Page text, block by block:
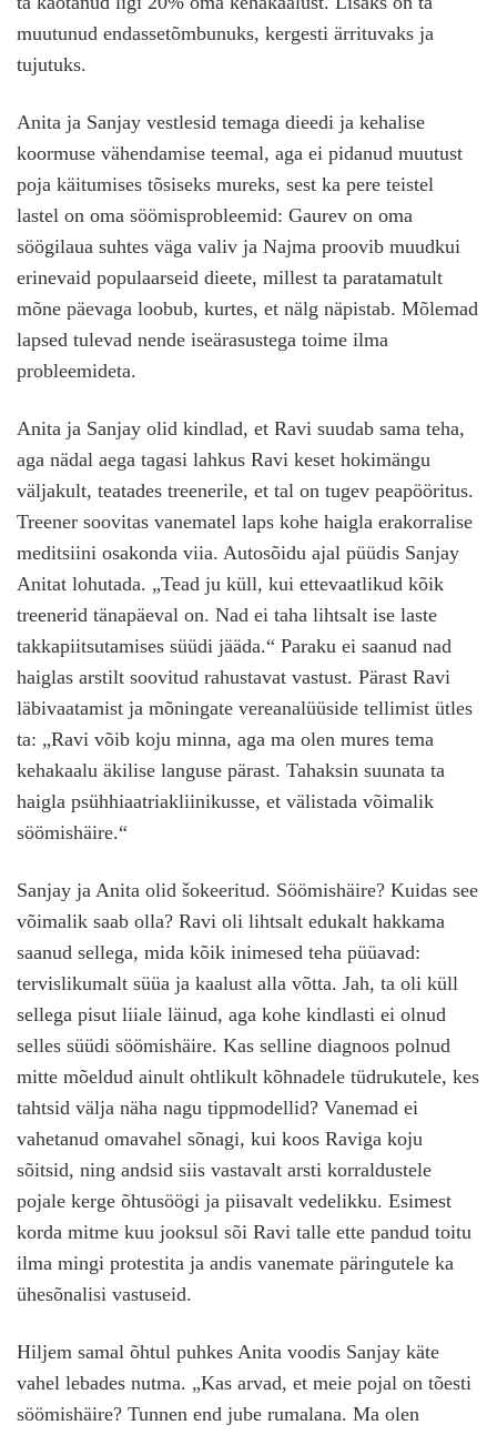
muutunud endassetõmbunuks, kergesti ärrituvaks ja
tujutuks.
Anita ja Sanjay vestlesid temaga dieedi ja kehalise
koormuse vähendamise teemal, aga ei pidanud muutust
poja käitumises tõsiseks mureks, sest ka pere teistel
lastel on oma söömisprobleemid: Gaurev on oma
söögilaua suhtes väga valiv ja Najma proovib muudkui
erinevaid populaarseid dieete, millest ta paratamatult
mõne päevaga loobub, kurtes, et nälg näpistab. Mõlemad
lapsed tulevad nende iseärasustega toime ilma
probleemideta.
Anita ja Sanjay olid kindlad, et Ravi suudab sama teha,
aga nädal aega tagasi lahkus Ravi keset hokimängu
väljakult, teatades treenerile, et tal on tugev peapööritus.
Treener soovitas vanematel laps kohe haigla erakorralise
meditsiini osakonda viia. Autosõidu ajal püüdis Sanjay
Anitat lohutada. „Tead ju küll, kui ettevaatlikud kõik
treenerid tänapäeval on. Nad ei taha lihtsalt ise laste
takkapiitsutamises süüdi jääda.“ Paraku ei saanud nad
haiglas arstilt soovitud rahustavat vastust. Pärast Ravi
läbivaatamist ja mõningate vereanalüüside tellimist ütles
ta: „Ravi võib koju minna, aga ma olen mures tema
kehakaalu äkilise languse pärast. Tahaksin suunata ta
haigla psühhiaatriakliinikusse, et välistada võimalik
söömishäire.“
Sanjay ja Anita olid šokeeritud. Söömishäire? Kuidas see
võimalik saab olla? Ravi oli lihtsalt edukalt hakkama
saanud sellega, mida kõik inimesed teha püüavad:
tervislikumalt süüa ja kaalust alla võtta. Jah, ta oli küll
sellega pisut liiale läinud, aga kohe kindlasti ei olnud
selles süüdi söömishäire. Kas selline diagnoos polnud
mitte mõeldud ainult ohtlikult kõhnadele tüdrukutele, kes
tahtsid välja näha nagu tippmodellid? Vanemad ei
vahetanud omavahel sõnagi, kui koos Raviga koju
sõitsid, ning andsid siis vastavalt arsti korraldustele
pojale kerge õhtusöögi ja piisavalt vedelikku. Esimest
korda mitme kuu jooksul sõi Ravi talle ette pandud toitu
ilma mingi protestita ja andis vanemate päringutele ka
ühesõnalisi vastuseid.
Hiljem samal õhtul puhkes Anita voodis Sanjay käte
vahel lebades nutma. „Kas arvad, et meie pojal on tõesti
söömishäire? Tunnen end jube rumalana. Ma olen